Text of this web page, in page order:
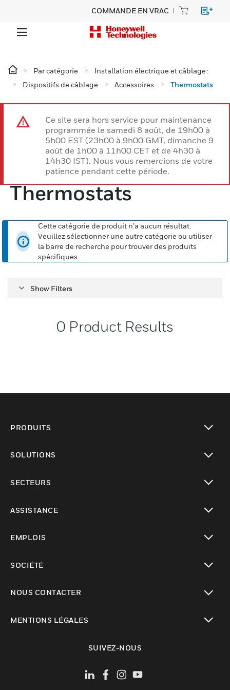
COMMANDE EN VRAC
Par catégorie
Installation électrique et câblage :
Dispositifs de câblage
Accessoires Thermostats
Ce site sera hors service pour maintenance
programmée le samedi 8 août, de 19h00 à
5h00 EST (23h00 à 9h00 GMT, dimanche 9
août de 1h00 à 11h00 CET et de 4h30 à
14h30 IST). Nous vous remercions de votre
patience pendant cette période.
Thermostats
Cette catégorie de produit n’a aucun résultat.
Veuillez sélectionner une autre catégorie ou utiliser
la barre de recherche pour trouver des produits
spécifiques.
Show Filters
0 Product Results
PRODUITS
SOLUTIONS
SECTEURS
ASSISTANCE
EMPLOIS
SOCIÉTÉ
NOUS CONTACTER
MENTIONS LÉGALES
SUIVEZ-NOUS